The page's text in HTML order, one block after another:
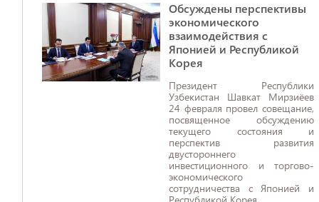
Обсуждены перспективы
экономического
взаимодействия с
Японией и Республикой
Корея
Президент Республики
Узбекистан Шавкат Мирзиёев
24 февраля провел совещание,
посвященное обсуждению
текущего состояния и
перспектив развития
двустороннего
инвестиционного и торгово-
экономического
сотрудничества с Японией и